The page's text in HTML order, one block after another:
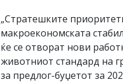
„Стратешките
макроекономската
ќе се отворат нови
животниот стандард на
за предлог-буџетот за